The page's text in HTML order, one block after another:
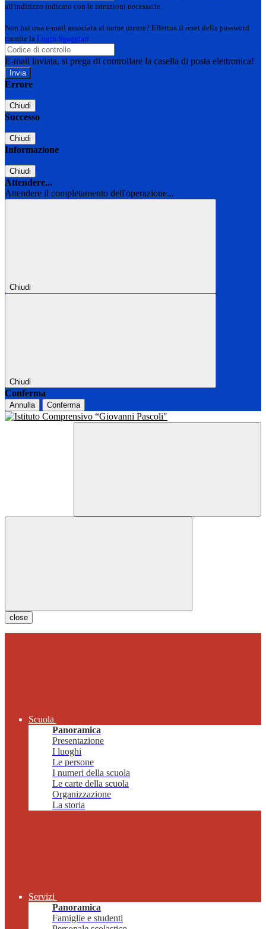
all'indirizzo indicato con le istruzioni necessarie.
Non hai una e-mail associata al nome utente? Effettua il reset della password
tramite la Login Spaggiari
E-mail inviata, si prega di controllare la casella di posta elettronica!
Errore
Chiudi
Successo
Chiudi
Informazione
Chiudi
Attendere...
Attendere il completamento dell'operazione...
Chiudi
Chiudi
Conferma
Annulla Conferma
close
Scuola
Panoramica
Presentazione
I luoghi
Le persone
I numeri della scuola
Le carte della scuola
Organizzazione
La storia
Servizi
Panoramica
Famiglie e studenti